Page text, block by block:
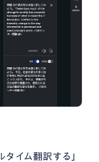
タイム翻訳する」